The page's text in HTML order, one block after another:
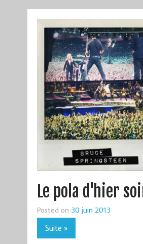
Le pola d'hier
Posted on 30 juin 2013
Suite »